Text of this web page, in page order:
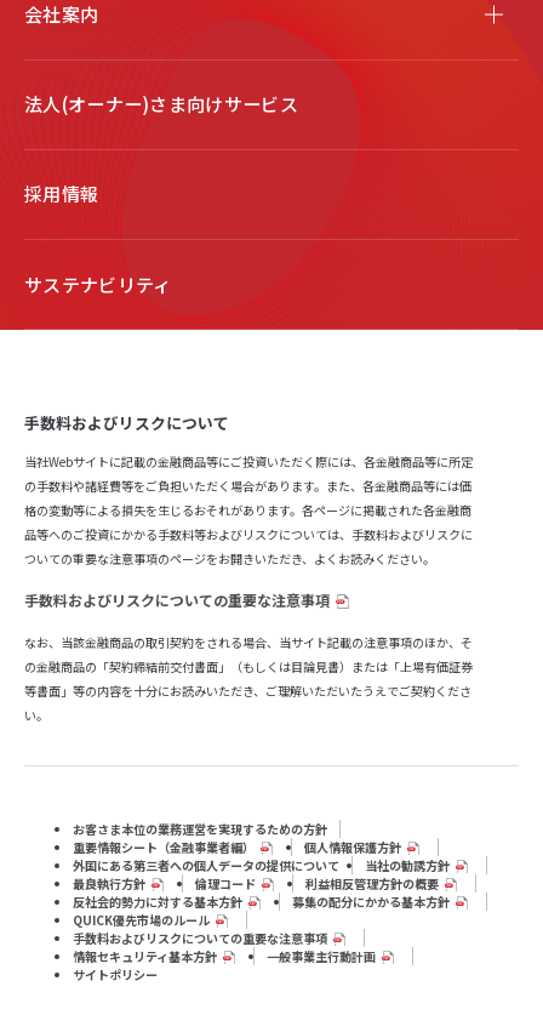
会社案内
法人(オーナー)さま向けサービス
採用情報
サステナビリティ
手数料およびリスクについて
当社Webサイトに記載の金融商品等にご投資いただく際には、各金融商品等に所定
の手数料や諸経費等をご負担いただく場合があります。また、各金融商品等には価
格の変動等による損失を生じるおそれがあります。各ページに掲載された各金融商
品等へのご投資にかかる手数料等およびリスクについては、手数料およびリスクに
ついての重要な注意事項のページをお開きいただき、よくお読みください。
手数料およびリスクについての重要な注意事項
なお、当該金融商品の取引契約をされる場合、当サイト記載の注意事項のほか、そ
の金融商品の「契約締結前交付書面」（もしくは目論見書）または「上場有価証券
等書面」等の内容を十分にお読みいただき、ご理解いただいたうえでご契約くださ
い。
お客さま本位の業務運営を実現するための方針
重要情報シート（⾦融事業者編）
個人情報保護方針
外国にある第三者への個人データの提供について
当社の勧誘方針
最良執行方針
倫理コード
利益相反管理方針の概要
反社会的勢力に対する基本方針
募集の配分にかかる基本方針
QUICK優先市場のルール
手数料およびリスクについての重要な注意事項
情報セキュリティ基本方針
一般事業主行動計画
サイトポリシー